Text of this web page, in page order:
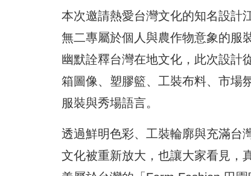
本次邀請熱愛台灣文化的知名設計
無二專屬於個人與農作物意象的服
幽默詮釋台灣在地文化，此次設計
箱圖像、塑膠籃、工裝布料、市場
服裝與秀場語言。
透過鮮明色彩、工裝輪廓與充滿台
文化被重新放大，也讓大家看見，